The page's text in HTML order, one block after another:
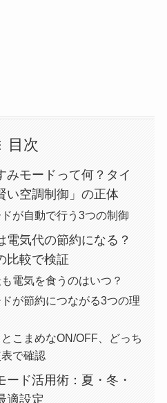
目次
みモードって何？タイ
い空調制御」の正体
が自動で行う3つの制御
電気代の節約になる？
比較で検証
電気を食うのはいつ？
が節約につながる3つの理
こまめなON/OFF、どっち
で確認
ード活用術：夏・冬・
適設定